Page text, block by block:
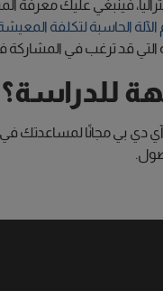
فينبغي عليك معرفة
الحاسبة لتكلفة
التي قد ترغب في المشاركة
مجانًا لمساعدتك في